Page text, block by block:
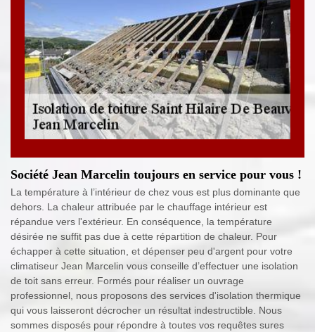
Société Jean Marcelin toujours en service pour vous !
La température à l’intérieur de chez vous est plus dominante que
dehors. La chaleur attribuée par le chauffage intérieur est
répandue vers l'extérieur. En conséquence, la température
désirée ne suffit pas due à cette répartition de chaleur. Pour
échapper à cette situation, et dépenser peu d'argent pour votre
climatiseur Jean Marcelin vous conseille d’effectuer une isolation
de toit sans erreur. Formés pour réaliser un ouvrage
professionnel, nous proposons des services d'isolation thermique
qui vous laisseront décrocher un résultat indestructible. Nous
sommes disposés pour répondre à toutes vos requêtes sures